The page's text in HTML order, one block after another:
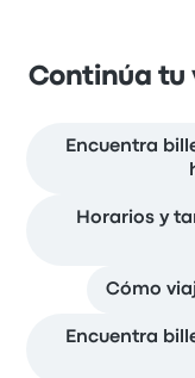
Continúa tu
Encuentra
Horarios y
Cómo
Encuentra